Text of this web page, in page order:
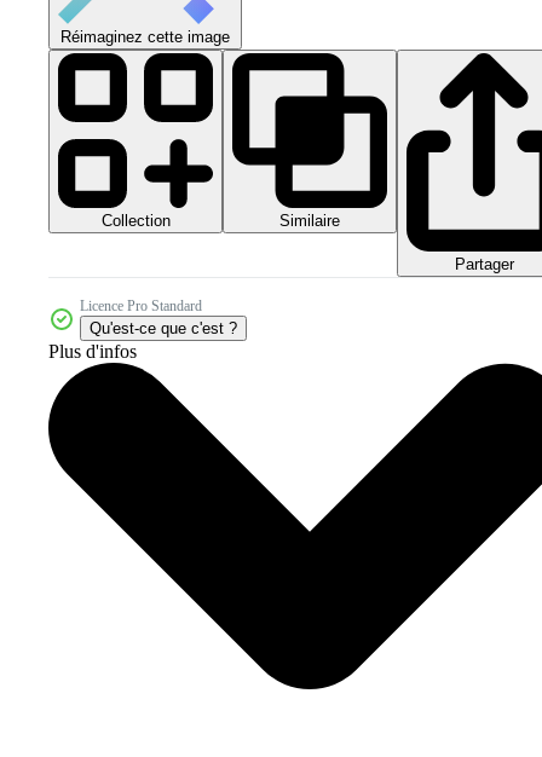
Réimaginez cette image
Collection Similaire
Partager
Licence Pro Standard
Qu'est-ce que c'est ?
Plus d'infos